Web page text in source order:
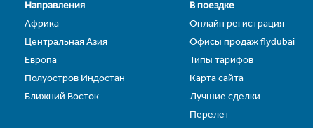
Направления
Африка
Центральная Азия
Европа
Полуостров Индостан
Ближний Восток
В поездке
Онлайн регистрация
Офисы продаж flydubai
Типы тарифов
Карта сайта
Лучшие сделки
Перелет